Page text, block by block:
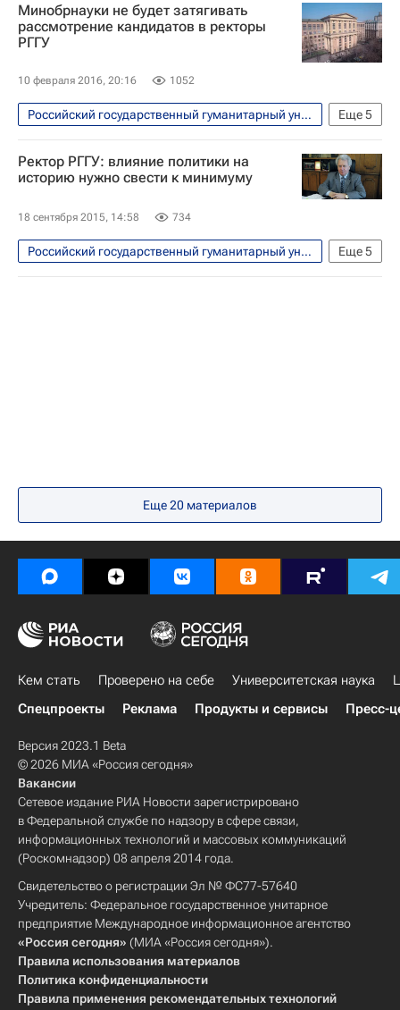
В России
Россия
Минобрнауки не будет затягивать
рассмотрение кандидатов в ректоры
РГГУ
10 февраля 2016, 20:16 1052
Еще5
Российский государственный гуманитарный университет
Общество
Образование - Общество
В России
Россия
Ректор РГГУ: влияние политики на
историю нужно свести к минимуму
18 сентября 2015, 14:58 734
Еще5
Российский государственный гуманитарный университет
Общество
Весь мир
Европа
Еще20 материалов
Кем стать Проверено на себе Университетская наука
Спецпроекты
Реклама Продукты и сервисы Пресс-
Версия 2023.1 Beta
© 2026 МИА «Россия сегодня»
Вакансии
Сетевое издание РИА Новости зарегистрировано
в Федеральной службе по надзору в сфере связи,
информационных технологий и массовых коммуникаций
(Роскомнадзор) 08 апреля 2014 года.
Свидетельство о регистрации Эл № ФС77-57640
Учредитель: Федеральное государственное унитарное
предприятие Международное информационное агентство
«Россия сегодня» (МИА «Россия сегодня»).
Правила использования материалов
Политика конфиденциальности
Правила применения рекомендательных технологий